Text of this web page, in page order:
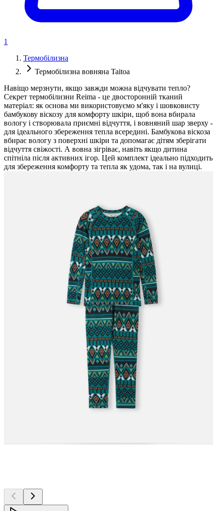
1
Термобілизна
Термобілизна вовняна Taitoa
Навіщо мерзнути, якщо завжди можна відчувати тепло?
Секрет термобілизни Reima - це двосторонній тканий
матеріал: як основа ми використовуємо м'яку і шовковисту
бамбукову віскозу для комфорту шкіри, щоб вона вбирала
вологу і створювала приємні відчуття, і вовняний шар зверху -
для ідеального збереження тепла всередині. Бамбукова віскоза
вбирає вологу з поверхні шкіри та допомагає дітям зберігати
відчуття свіжості. А вовна зігріває, навіть якщо дитина
спітніла після активних ігор. Цей комплект ідеально підходить
для збереження комфорту та тепла як удома, так і на вулиці.